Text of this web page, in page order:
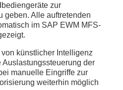
zur
geben. Alle auftretenden
im SAP EWM MFS-
künstlicher Intelligenz
der
manuelle Eingriffe zur
weiterhin möglich